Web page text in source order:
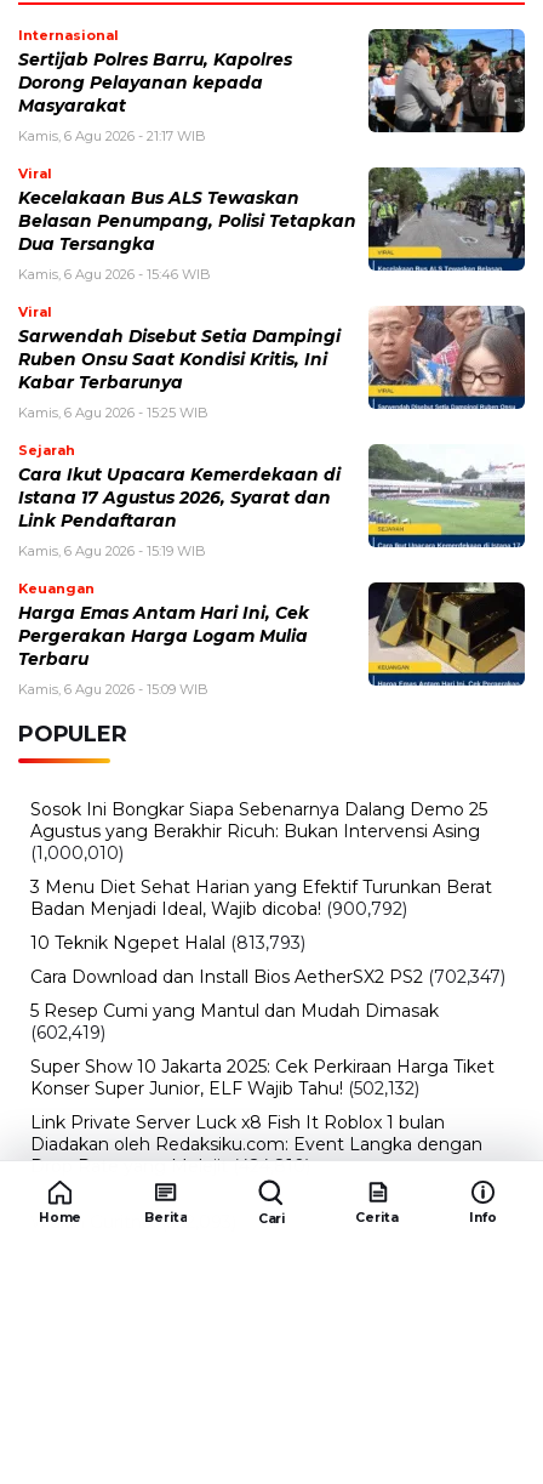
Internasional
Sertijab Polres Barru, Kapolres
Dorong Pelayanan kepada
Masyarakat
Kamis, 6 Agu 2026 - 21:17 WIB
Viral
Kecelakaan Bus ALS Tewaskan
Belasan Penumpang, Polisi Tetapkan
Dua Tersangka
Kamis, 6 Agu 2026 - 15:46 WIB
Viral
Sarwendah Disebut Setia Dampingi
Ruben Onsu Saat Kondisi Kritis, Ini
Kabar Terbarunya
Kamis, 6 Agu 2026 - 15:25 WIB
Sejarah
Cara Ikut Upacara Kemerdekaan di
Istana 17 Agustus 2026, Syarat dan
Link Pendaftaran
Kamis, 6 Agu 2026 - 15:19 WIB
Keuangan
Harga Emas Antam Hari Ini, Cek
Pergerakan Harga Logam Mulia
Terbaru
Kamis, 6 Agu 2026 - 15:09 WIB
POPULER
Sosok Ini Bongkar Siapa Sebenarnya Dalang Demo 25
Agustus yang Berakhir Ricuh: Bukan Intervensi Asing
(1,000,010)
3 Menu Diet Sehat Harian yang Efektif Turunkan Berat
Badan Menjadi Ideal, Wajib dicoba! (900,792)
10 Teknik Ngepet Halal (813,793)
Cara Download dan Install Bios AetherSX2 PS2 (702,347)
5 Resep Cumi yang Mantul dan Mudah Dimasak
(602,419)
Super Show 10 Jakarta 2025: Cek Perkiraan Harga Tiket
Konser Super Junior, ELF Wajib Tahu! (502,132)
Link Private Server Luck x8 Fish It Roblox 1 bulan
Diadakan oleh Redaksiku.com: Event Langka dengan
Drop Rate yang Melejit (424,810)
10 Film Indonesia Tayang November 2024, Ada Film
Wulan Guritno! (352,093)
Home Berita Cari Cerita Info